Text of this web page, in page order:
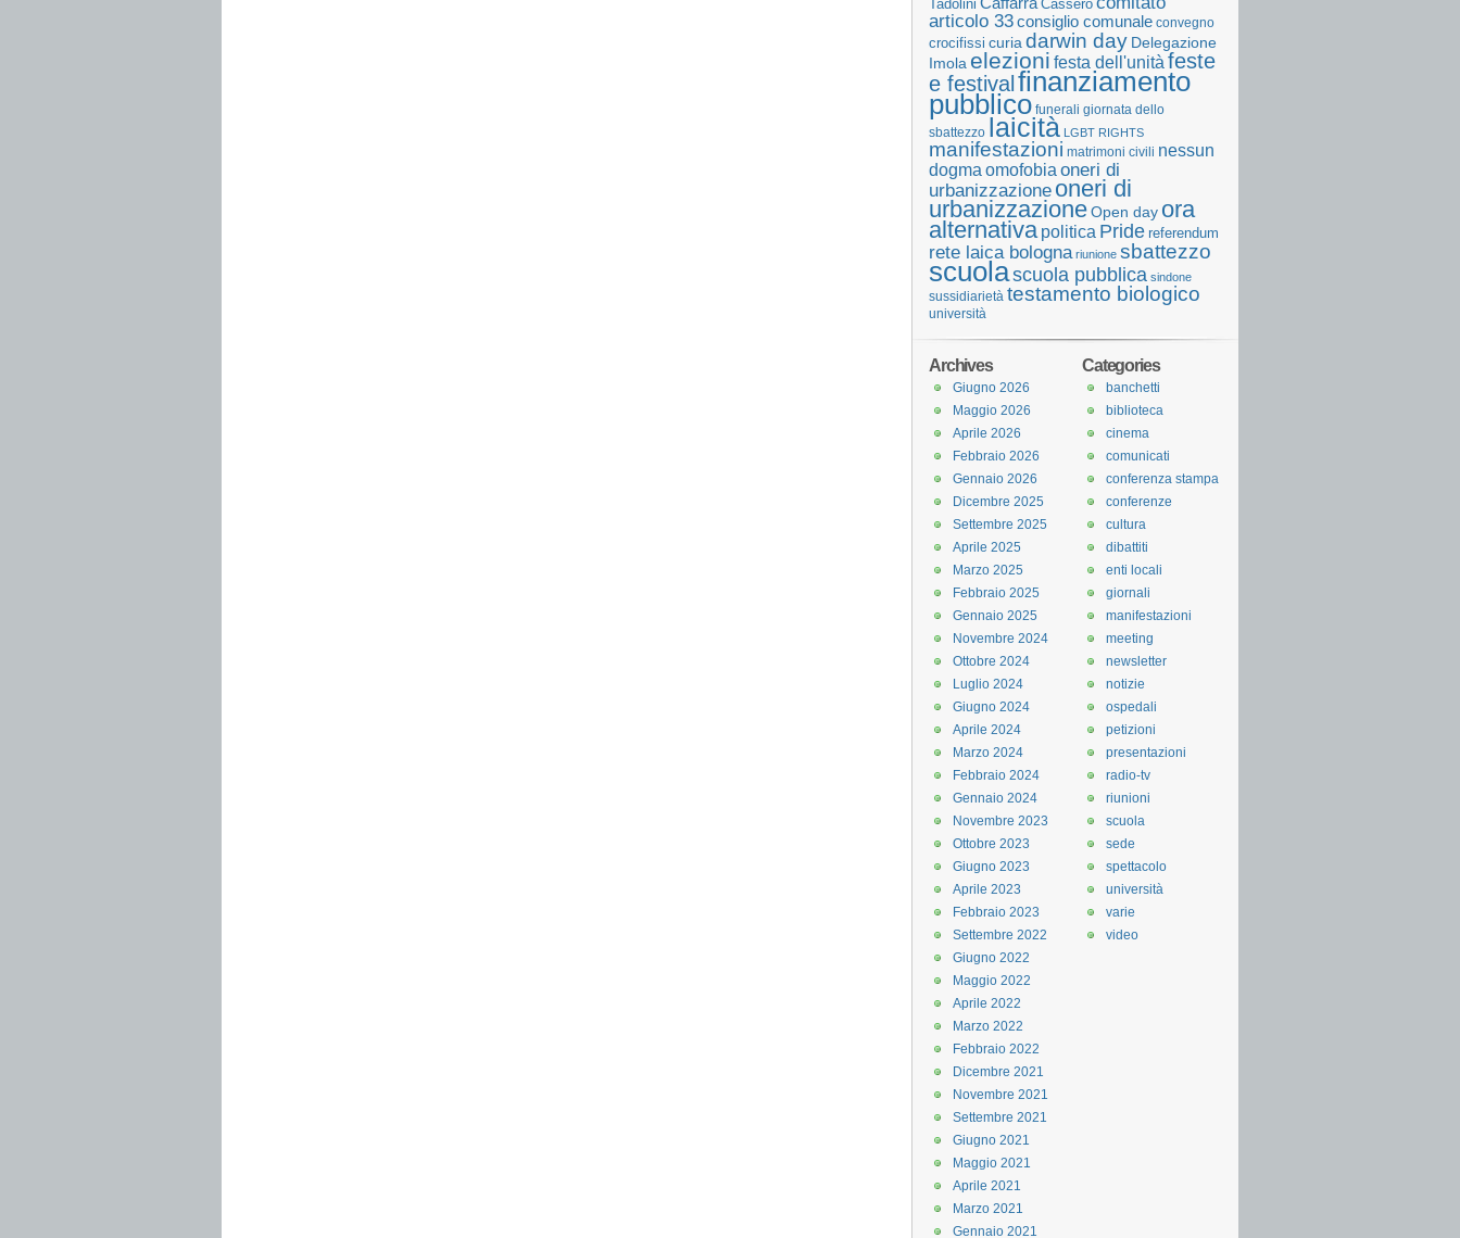
Tadolini
Cassero
articolo 33consiglio comunale convegno
crocifissi curia darwin day Delegazione
Imola elezioni festa dell'unità feste
e festival finanziamento
pubblico funerali giornata dello
sbattezzo laicità LGBT RIGHTS
manifestazioni matrimoni civili nessun
dogma omofobia oneri di
urbanizzazione oneri di
urbanizzazioneOpen day ora
alternativa politica Pride referendum
rete laica bologna riunione sbattezzo
scuolascuola pubblica sindone
sussidiarietà testamento biologico
università
Categories
banchetti
biblioteca
cinema
comunicati
conferenza stampa
conferenze
cultura
dibattiti
enti locali
giornali
manifestazioni
meeting
newsletter
notizie
ospedali
petizioni
presentazioni
radio-tv
riunioni
scuola
sede
spettacolo
università
varie
video
Archives
Giugno 2026
Maggio 2026
Aprile 2026
Febbraio 2026
Gennaio 2026
Dicembre 2025
Settembre 2025
Aprile 2025
Marzo 2025
Febbraio 2025
Gennaio 2025
Novembre 2024
Ottobre 2024
Luglio 2024
Giugno 2024
Aprile 2024
Marzo 2024
Febbraio 2024
Gennaio 2024
Novembre 2023
Ottobre 2023
Giugno 2023
Aprile 2023
Febbraio 2023
Settembre 2022
Giugno 2022
Maggio 2022
Aprile 2022
Marzo 2022
Febbraio 2022
Dicembre 2021
Novembre 2021
Settembre 2021
Giugno 2021
Maggio 2021
Aprile 2021
Marzo 2021
Gennaio 2021